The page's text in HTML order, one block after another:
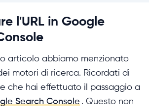
l'URL in Google
articolo abbiamo menzionato
motori di ricerca. Ricordati di
che hai effettuato il passaggio a
Search Console . Questo non